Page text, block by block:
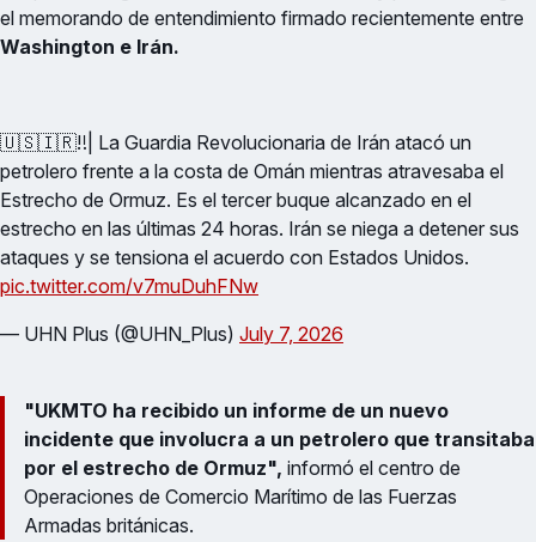
el memorando de entendimiento firmado recientemente entre
Washington e Irán.
🇺🇸🇮🇷‼️| La Guardia Revolucionaria de Irán atacó un
petrolero frente a la costa de Omán mientras atravesaba el
Estrecho de Ormuz. Es el tercer buque alcanzado en el
estrecho en las últimas 24 horas. Irán se niega a detener sus
ataques y se tensiona el acuerdo con Estados Unidos.
pic.twitter.com/v7muDuhFNw
— UHN Plus (@UHN_Plus) July 7, 2026
"UKMTO ha recibido un informe de un nuevo
incidente que involucra a un petrolero que transitaba
por el estrecho de Ormuz", informó el centro de
Operaciones de Comercio Marítimo de las Fuerzas
Armadas británicas.